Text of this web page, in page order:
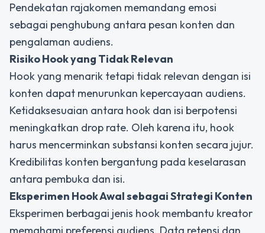
Pendekatan rajakomen memandang emosi
sebagai penghubung antara pesan konten dan
pengalaman audiens.
Risiko Hook yang Tidak Relevan
Hook yang menarik tetapi tidak relevan dengan isi
konten dapat menurunkan kepercayaan audiens.
Ketidaksesuaian antara hook dan isi berpotensi
meningkatkan drop rate. Oleh karena itu, hook
harus mencerminkan substansi konten secara jujur.
Kredibilitas konten bergantung pada keselarasan
antara pembuka dan isi.
Eksperimen Hook Awal sebagai Strategi Konten
Eksperimen berbagai jenis hook membantu kreator